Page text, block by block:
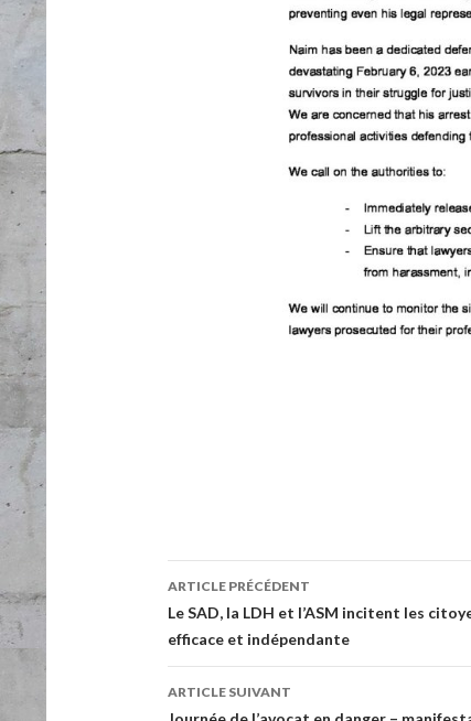
Navigation de l’article
ARTICLE PRÉCÉDENT
Le SAD, la LDH et l’ASM incitent les
efficace et indépendante
ARTICLE SUIVANT